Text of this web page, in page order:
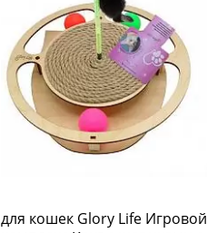
для кошек Glory Life Игровой